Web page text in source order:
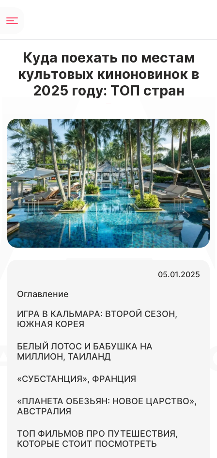
Куда поехать по местам
культовых киноновинок в
2025 году: ТОП стран
Оглавление
ИГРА В КАЛЬМАРА: ВТОРОЙ СЕЗОН,
ЮЖНАЯ КОРЕЯ
БЕЛЫЙ ЛОТОС И БАБУШКА НА
МИЛЛИОН, ТАИЛАНД
«СУБСТАНЦИЯ», ФРАНЦИЯ
«ПЛАНЕТА ОБЕЗЬЯН: НОВОЕ ЦАРСТВО»,
АВСТРАЛИЯ
ТОП ФИЛЬМОВ ПРО ПУТЕШЕСТВИЯ,
КОТОРЫЕ СТОИТ ПОСМОТРЕТЬ
05.01.2025